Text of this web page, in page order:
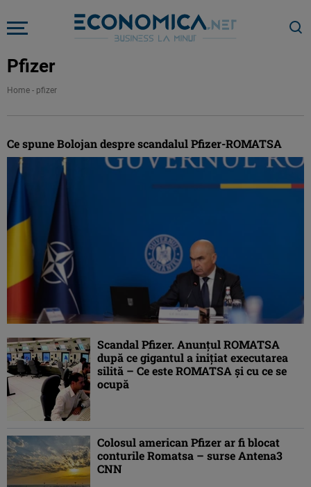
Pfizer
Home - pfizer
Ce spune Bolojan despre scandalul Pfizer-ROMATSA
Scandal Pfizer. Anunţul ROMATSA
după ce gigantul a iniţiat executarea
silită – Ce este ROMATSA şi cu ce se
ocupă
Colosul american Pfizer ar fi blocat
conturile Romatsa – surse Antena3
CNN